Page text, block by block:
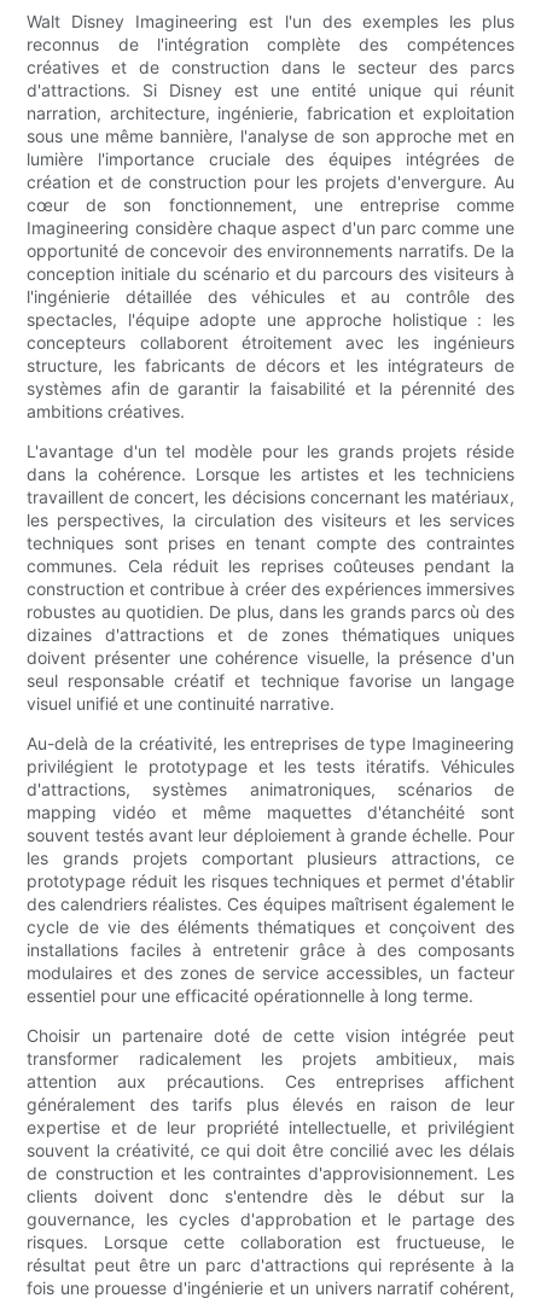
Walt Disney Imagineering est l'un des exemples les plus
reconnus de l'intégration complète des compétences
créatives et de construction dans le secteur des parcs
d'attractions. Si Disney est une entité unique qui réunit
narration, architecture, ingénierie, fabrication et exploitation
sous une même bannière, l'analyse de son approche met en
lumière l'importance cruciale des équipes intégrées de
création et de construction pour les projets d'envergure. Au
cœur de son fonctionnement, une entreprise comme
Imagineering considère chaque aspect d'un parc comme une
opportunité de concevoir des environnements narratifs. De la
conception initiale du scénario et du parcours des visiteurs à
l'ingénierie détaillée des véhicules et au contrôle des
spectacles, l'équipe adopte une approche holistique : les
concepteurs collaborent étroitement avec les ingénieurs
structure, les fabricants de décors et les intégrateurs de
systèmes afin de garantir la faisabilité et la pérennité des
ambitions créatives.
L'avantage d'un tel modèle pour les grands projets réside
dans la cohérence. Lorsque les artistes et les techniciens
travaillent de concert, les décisions concernant les matériaux,
les perspectives, la circulation des visiteurs et les services
techniques sont prises en tenant compte des contraintes
communes. Cela réduit les reprises coûteuses pendant la
construction et contribue à créer des expériences immersives
robustes au quotidien. De plus, dans les grands parcs où des
dizaines d'attractions et de zones thématiques uniques
doivent présenter une cohérence visuelle, la présence d'un
seul responsable créatif et technique favorise un langage
visuel unifié et une continuité narrative.
Au-delà de la créativité, les entreprises de type Imagineering
privilégient le prototypage et les tests itératifs. Véhicules
d'attractions, systèmes animatroniques, scénarios de
mapping vidéo et même maquettes d'étanchéité sont
souvent testés avant leur déploiement à grande échelle. Pour
les grands projets comportant plusieurs attractions, ce
prototypage réduit les risques techniques et permet d'établir
des calendriers réalistes. Ces équipes maîtrisent également le
cycle de vie des éléments thématiques et conçoivent des
installations faciles à entretenir grâce à des composants
modulaires et des zones de service accessibles, un facteur
essentiel pour une efficacité opérationnelle à long terme.
Choisir un partenaire doté de cette vision intégrée peut
transformer radicalement les projets ambitieux, mais
attention aux précautions. Ces entreprises affichent
généralement des tarifs plus élevés en raison de leur
expertise et de leur propriété intellectuelle, et privilégient
souvent la créativité, ce qui doit être concilié avec les délais
de construction et les contraintes d'approvisionnement. Les
clients doivent donc s'entendre dès le début sur la
gouvernance, les cycles d'approbation et le partage des
risques. Lorsque cette collaboration est fructueuse, le
résultat peut être un parc d'attractions qui représente à la
fois une prouesse d'ingénierie et un univers narratif cohérent,